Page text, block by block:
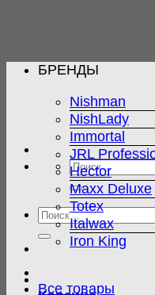
Искать:
Искать:
БРЕНДЫ
Nishman
NishLady
Immortal
JRL
Hector
Maxx Deluxe
Totex
Italwax
Iron King
Все товары